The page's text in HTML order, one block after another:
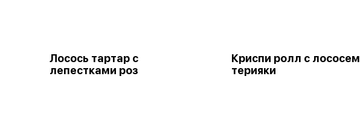
Лосось тартар с
лепестками роз
Криспи ролл с лососем
терияки